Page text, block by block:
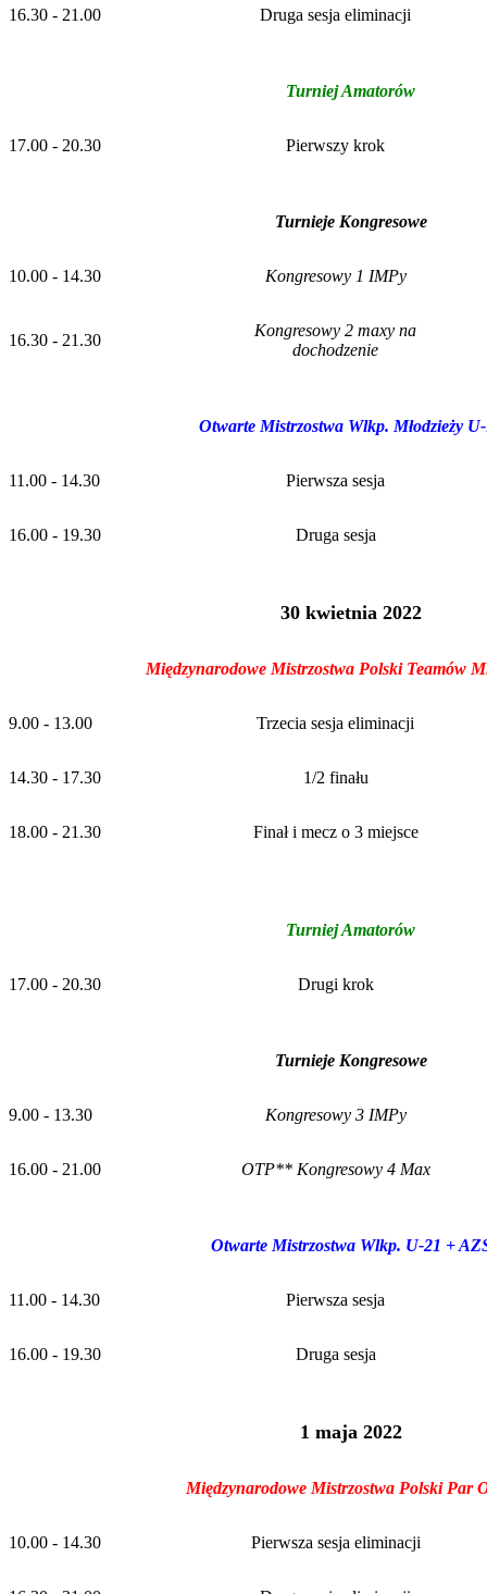
16.30 - 21.00 Druga sesja eliminacji
Turniej Amatorów
17.00 - 20.30 Pierwszy krok
Turnieje Kongresowe
10.00 - 14.30 Kongresowy 1 IMPy
16.30 - 21.30
Kongresowy 2 maxy na
dochodzenie
Otwarte Mistrzostwa Wlkp. Młodzieży
11.00 - 14.30 Pierwsza sesja
16.00 - 19.30 Druga sesja
30 kwietnia 2022
Międzynarodowe Mistrzostwa Polski Teamów
9.00 - 13.00 Trzecia sesja eliminacji
14.30 - 17.30 1/2 finału
18.00 - 21.30 Finał i mecz o 3 miejsce
Turniej Amatorów
17.00 - 20.30 Drugi krok
Turnieje Kongresowe
9.00 - 13.30 Kongresowy 3 IMPy
16.00 - 21.00 OTP** Kongresowy 4 Max
Otwarte Mistrzostwa Wlkp. U-21 +
11.00 - 14.30 Pierwsza sesja
16.00 - 19.30 Druga sesja
1 maja 2022
Międzynarodowe Mistrzostwa Polski Par
10.00 - 14.30 Pierwsza sesja eliminacji